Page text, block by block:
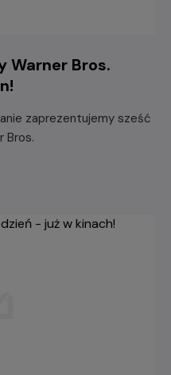
Warner Bros.
zaprezentujemy sześć
Bros.